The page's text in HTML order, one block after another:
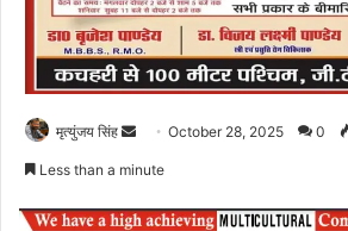
मृत्युंजय सिंह
SendOctober 28, 2025 0
Less than a minute